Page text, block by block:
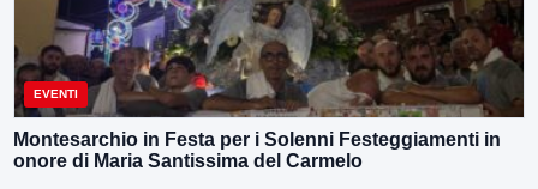
EVENTI
Montesarchio in Festa per i Solenni Festeggiamenti in
onore di Maria Santissima del Carmelo